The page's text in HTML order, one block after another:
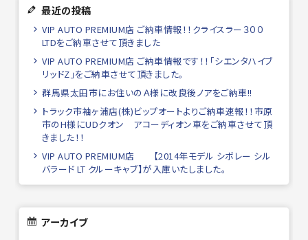
最近の投稿
VIP AUTO PREMIUM店 ご納車情報！！クライスラー３００
LTDをご納車させて頂きました
VIP AUTO PREMIUM店 ご納車情報です！！「シエンタハイブ
リッドZ」をご納車させて頂きました。
群馬県太田市にお住いのＡ様に改良後ノアをご納車!!
トラック市袖ヶ浦店(株)ビップオートよりご納車速報！！市原
市のH様にUDクオン アコーディオン車をご納車させて頂
きました！！
VIP AUTO PREMIUM店 【2014年モデル シボレー シル
バラード LT クルーキャブ】が入庫いたしました。
アーカイブ